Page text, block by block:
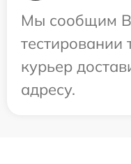
Мы сообщим
тестировании
курьер
адресу.